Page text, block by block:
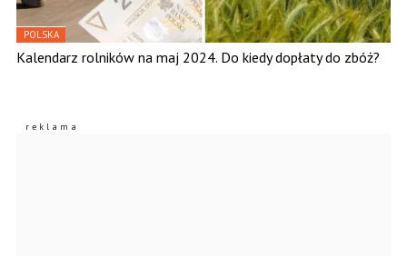
POLSKA
Kalendarz rolników na maj 2024. Do kiedy dopłaty do zbóż?